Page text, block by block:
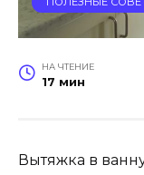
НА ЧТЕНИЕ
17 мин
Вытяжка в